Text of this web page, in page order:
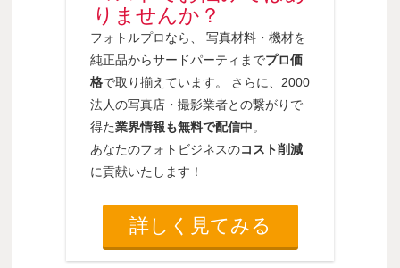
りませんか？
フォトルプロなら、 写真材料・機材を
純正品からサードパーティまでプロ価
格で取り揃えています。 さらに、2000
法人の写真店・撮影業者との繋がりで
得た業界情報も無料で配信中。
あなたのフォトビジネスのコスト削減
に貢献いたします！
詳しく見てみる